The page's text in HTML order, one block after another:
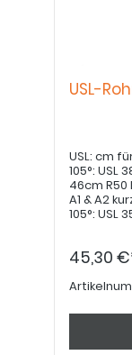
USL-
USL: cm für: AF4-4 KW 95°; A1 & A2 lang, KW
105°: USL
46cm R50
A1 & A2
105°: USL
45,30